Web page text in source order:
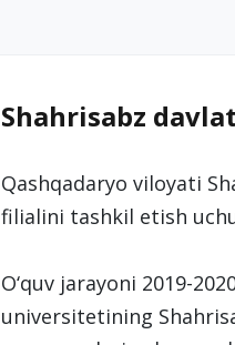
Shahrisabz
Qashqadaryo viloyati
filialini tashkil etish
O‘quv jarayoni 2019-
universitetining